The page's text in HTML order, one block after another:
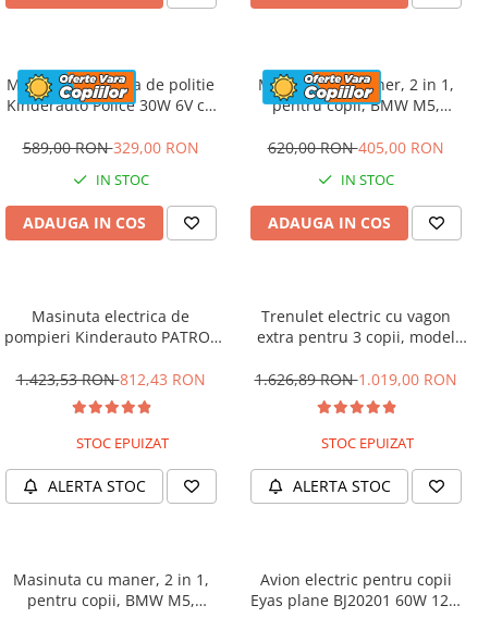
Masinuta electrica de politie
Kinderauto Police 30W 6V cu
bluetooth, culoare Rosu
589,00 RON329,00 RON
IN STOC
ADAUGA IN COS
Masinuta cu maner, 2 in 1,
pentru copii, BMW M5,
620,00 RON405,00 RON
IN STOC
ADAUGA IN COS
Masinuta electrica de
pompieri Kinderauto PATROL
1.423,53 RON812,43 RON
STOC EPUIZAT
ALERTA STOC
Trenulet electric cu vagon
extra pentru 3 copii, model
music player, albastru
1.626,89 RON1.019,00 RON
STOC EPUIZAT
ALERTA STOC
Masinuta cu maner, 2 in 1,
pentru copii, BMW M5,
Avion electric pentru copii
Eyas plane BJ20201 60W 12V,